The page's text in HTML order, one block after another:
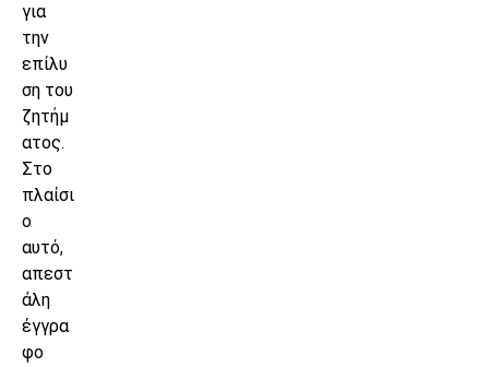
για
την
επίλυ
ση του
ζητήμ
ατος.
Στο
πλαίσι
ο
αυτό,
απεστ
άλη
έγγρα
φο